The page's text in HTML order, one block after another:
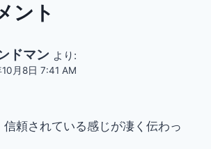
ント
ドマン より:
月8日 7:41 AM
信頼されている感じが凄く伝わっ